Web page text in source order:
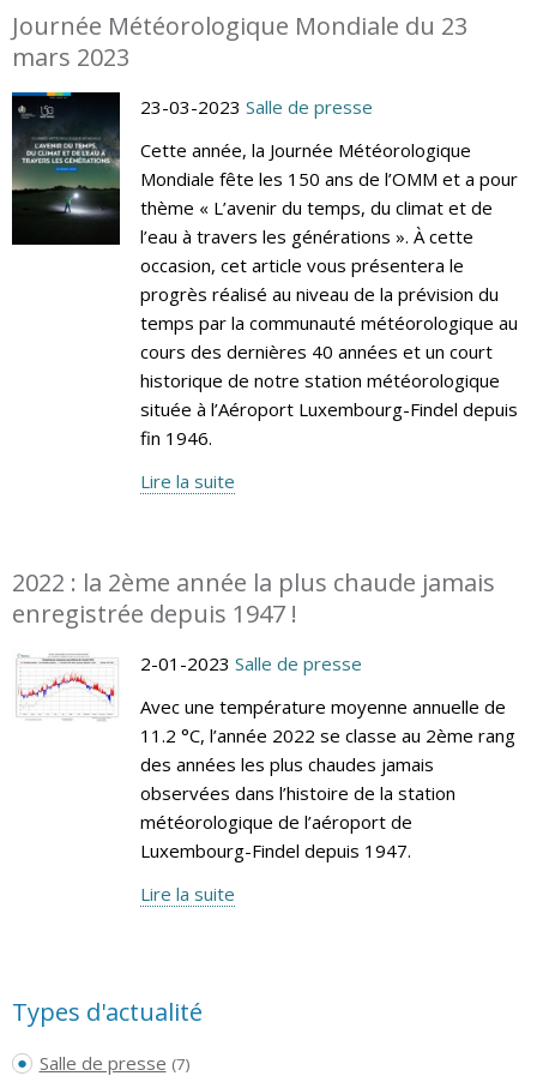
Journée Météorologique Mondiale du 23
mars 2023
23-03-2023 Salle de presse
Cette année, la Journée Météorologique
Mondiale fête les 150 ans de l’OMM et a pour
thème « L’avenir du temps, du climat et de
l’eau à travers les générations ». À cette
occasion, cet article vous présentera le
progrès réalisé au niveau de la prévision du
temps par la communauté météorologique au
cours des dernières 40 années et un court
historique de notre station météorologique
située à l’Aéroport Luxembourg-Findel depuis
fin 1946.
Lire la suite
2022 : la 2ème année la plus chaude jamais
enregistrée depuis 1947 !
2-01-2023 Salle de presse
Avec une température moyenne annuelle de
11.2 °C, l’année 2022 se classe au 2ème rang
des années les plus chaudes jamais
observées dans l’histoire de la station
météorologique de l’aéroport de
Luxembourg-Findel depuis 1947.
Lire la suite
Types d'actualité
Salle de presse (7)